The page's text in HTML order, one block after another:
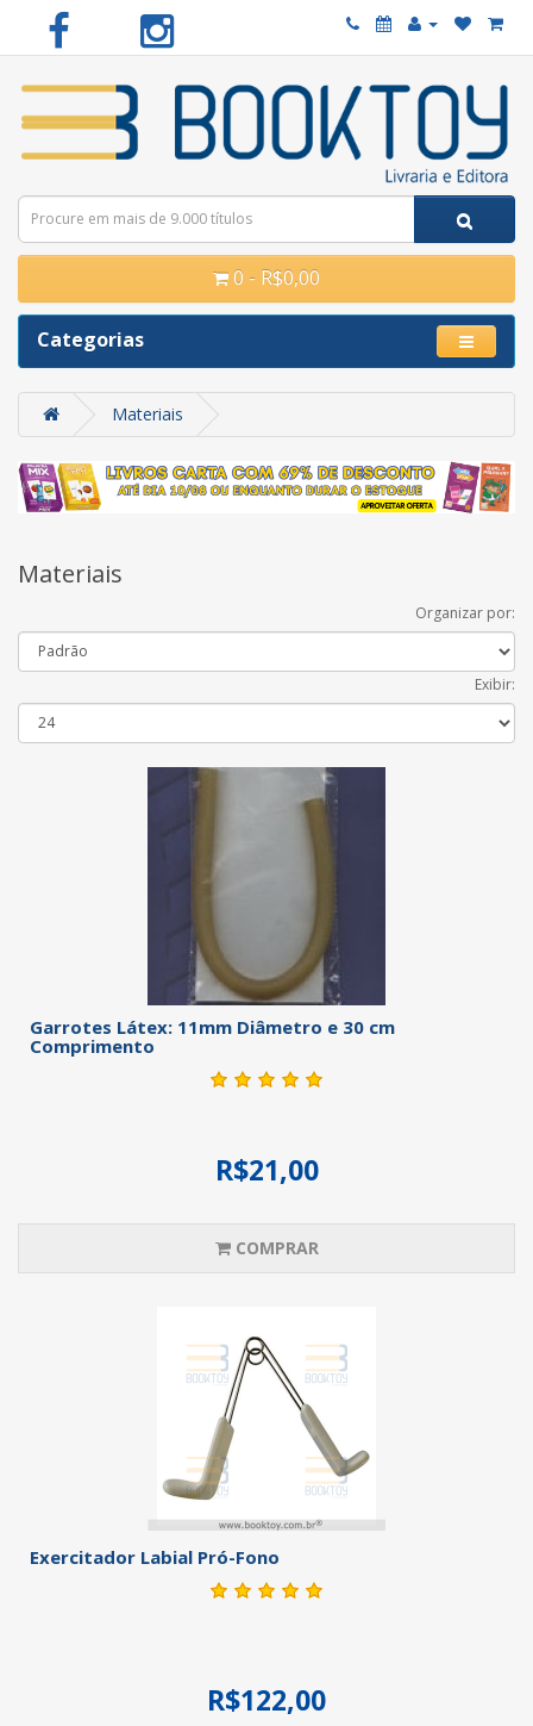
0 - R$0,00
Categorias
Materiais
Materiais
Organizar por:
Exibir:
Garrotes Látex: 11mm Diâmetro e 30 cm
Comprimento
R$21,00
COMPRAR
Exercitador Labial Pró-Fono
R$122,00